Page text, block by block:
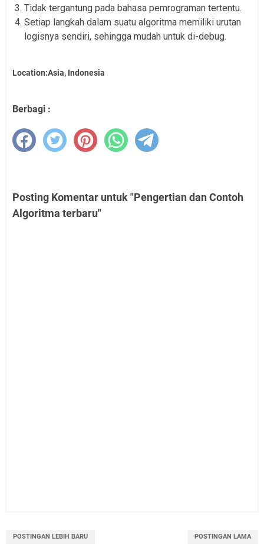
Tidak tergantung pada bahasa pemrograman tertentu.
Setiap langkah dalam suatu algoritma memiliki urutan
logisnya sendiri, sehingga mudah untuk di-debug.
Location:Asia, Indonesia
Berbagi :
Posting Komentar untuk "Pengertian dan Contoh
Algoritma terbaru"
POSTINGAN LEBIH BARU POSTINGAN LAMA